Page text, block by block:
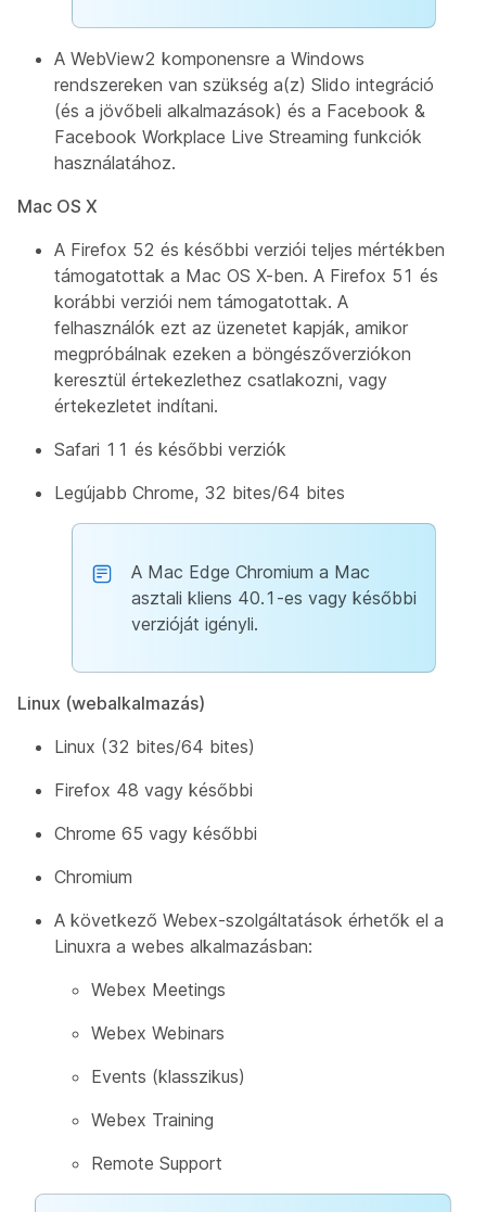
A WebView2 komponensre a Windows
rendszereken van szükség a(z) Slido integráció
(és a jövőbeli alkalmazások) és a Facebook &
Facebook Workplace Live Streaming funkciók
használatához.
Mac OS X
A Firefox 52 és későbbi verziói teljes mértékben
támogatottak a Mac OS X-ben. A Firefox 51 és
korábbi verziói nem támogatottak. A
felhasználók ezt az üzenetet kapják, amikor
megpróbálnak ezeken a böngészőverziókon
keresztül értekezlethez csatlakozni, vagy
értekezletet indítani.
Safari 11 és későbbi verziók
Legújabb Chrome, 32 bites/64 bites
A Mac Edge Chromium a Mac
asztali kliens 40.1-es vagy későbbi
verzióját igényli.
Linux (webalkalmazás)
Linux (32 bites/64 bites)
Firefox 48 vagy későbbi
Chrome 65 vagy későbbi
Chromium
A következő Webex-szolgáltatások érhetők el a
Linuxra a webes alkalmazásban:
Webex Meetings
Webex Webinars
Events (klasszikus)
Webex Training
Remote Support